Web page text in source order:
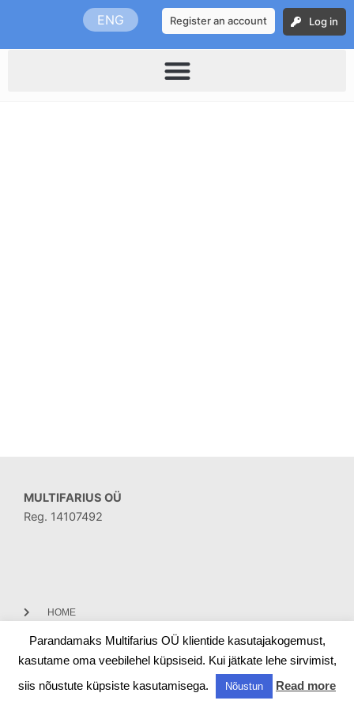
content
ENG Register an account Log in
MULTIFARIUS OÜ
Reg. 14107492
HOME
CONTACT
Parandamaks Multifarius OÜ klientide kasutajakogemust,
kasutame oma veebilehel küpsiseid. Kui jätkate lehe sirvimist,
siis nõustute küpsiste kasutamisega.
Nõustun Read more